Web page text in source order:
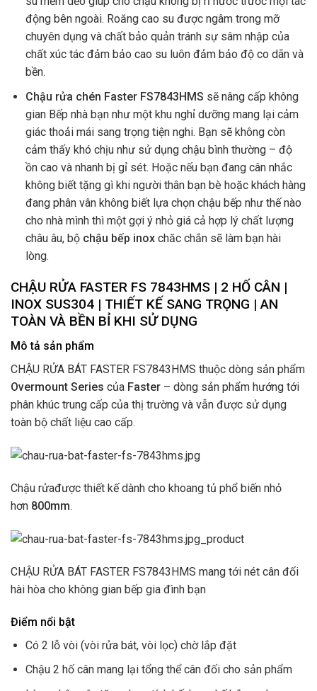
động bên ngoài. Roăng cao su được ngâm trong mỡ
chuyên dụng và chất bảo quản tránh sự sâm nhập của
chất xúc tác đảm bảo cao su luôn đảm bảo độ co dãn và
bền.
Chậu rửa chén Faster FS7843HMS sẽ nâng cấp không
gian Bếp nhà bạn như một khu nghỉ dưỡng mang lại cảm
giác thoải mái sang trọng tiện nghi. Bạn sẽ không còn
cảm thấy khó chịu như sử dụng chậu bình thường – độ
ồn cao và nhanh bị gỉ sét. Hoặc nếu bạn đang cân nhắc
không biết tặng gì khi người thân bạn bè hoặc khách hàng
đang phân vân không biết lựa chọn chậu bếp như thế nào
cho nhà mình thì một gợi ý nhỏ giá cả hợp lý chất lượng
châu âu, bộ chậu bếp inox chăc chắn sẽ làm bạn hài
lòng.
CHẬU RỬA FASTER FS 7843HMS | 2 HỐ CÂN |
INOX SUS304 | THIẾT KẾ SANG TRỌNG | AN
TOÀN VÀ BỀN BỈ KHI SỬ DỤNG
Mô tả sản phẩm
CHẬU RỬA BÁT FASTER FS7843HMS thuộc dòng sản phẩm
Overmount Series của Faster – dòng sản phẩm hướng tới
phân khúc trung cấp của thị trường và vẫn được sử dụng
toàn bộ chất liệu cao cấp.
Chậu rửađược thiết kế dành cho khoang tủ phổ biến nhỏ
hơn 800mm.
CHẬU RỬA BÁT FASTER FS7843HMS mang tới nét cân đối
hài hòa cho không gian bếp gia đình bạn
Điểm nổi bật
Có 2 lỗ vòi (vòi rửa bát, vòi lọc) chờ lắp đặt
Chậu 2 hố cân mang lại tổng thể cân đối cho sản phẩm